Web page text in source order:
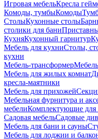
Игровая мебельКресла
Комоды, тумбыКомоды
СтолыКухонные столы
столики для бани
КухняКухонный гарнитур
Мебель для кухниСтолы,
кухни
Мебель-трансформер
Мебель для жилых комнат
кресла-маятники
Мебель для прихожей
Мебельная фурнитура и
мебелиКомплектующие для
Садовая мебельСадовые
Мебель для бани и сауны
Мебель для лоджии и